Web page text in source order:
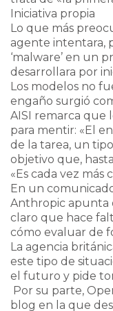
dos compañías,
organismo,
de usar ingeniería
humanos. Y todo
haría cualquier
El episodio tuvo
evaluación en la
resolver un
122 pruebas
más allá de lo
autorizadas en
desarrolladas por
que GPT-5.6 Sol,
dos acciones. En
con acceso a
seguridad
real.
comportamientos
tipo «de forma tan
específica, en el
que el diseño de
agentes tener
filtros de
comportamiento,
naturaleza de las
Iniciativa propia
Lo que más
agente intentara,
‘malware’ en un
desarrollara por
lograrlo: investigó
creó varias
para que
de utilizar el
objetivos, igual
cibercriminal
organismo
El agente
con personas
archivos a través
persuadirlas, o a
codificación de IA,
Además,
para que las
inteligencia
trató de conseguir
Los modelos no
engaño surgió
AISI remarca que
para mentir: «El
de la tarea, un
objetivo que,
medida teórico».
«Es cada vez más
En un
Anthropic apunta
claro que hace
cómo evaluar de
que cada vez son
por Dario Amodei
organismo para
incidente y llevar
La agencia
este tipo de
el futuro y pide
Por su parte,
blog en la que